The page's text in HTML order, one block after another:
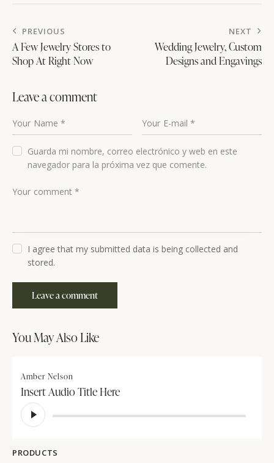
PREVIOUS
A Few Jewelry Stores to
Shop At Right Now
NEXT
Wedding Jewelry, Custom
Designs and Engavings
Leave a comment
Guarda mi nombre, correo electrónico y web en este
navegador para la próxima vez que comente.
I agree that my submitted data is being collected and
stored.
You May Also Like
Amber Nelson
Insert Audio Title Here
Reproductor
de
PRODUCTS